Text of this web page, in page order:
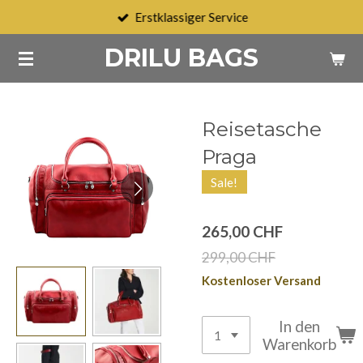
springen
DRILU BAGS
Erstklassiger Service
Reisetasche
Praga
Sale!
265,00 CHF
299,00 CHF
Kostenloser Versand
In den
Warenkorb